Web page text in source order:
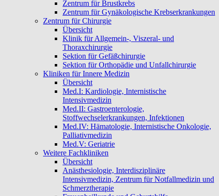
Zentrum für Brustkrebs
Zentrum für Gynäkologische Krebserkrankungen
Zentrum für Chirurgie
Übersicht
Klinik für Allgemein-, Viszeral- und
Thoraxchirurgie
Sektion für Gefäßchirurgie
Sektion für Orthopädie und Unfallchirurgie
Kliniken für Innere Medizin
Übersicht
Med.I: Kardiologie, Internistische
Intensivmedizin
Med.II: Gastroenterologie,
Stoffwechselerkrankungen, Infektionen
Med.IV: Hämatologie, Internistische Onkologie,
Palliativmedizin
Med.V: Geriatrie
Weitere Fachkliniken
Übersicht
Anästhesiologie, Interdisziplinäre
Intensivmedizin, Zentrum für Notfallmedizin und
Schmerztherapie